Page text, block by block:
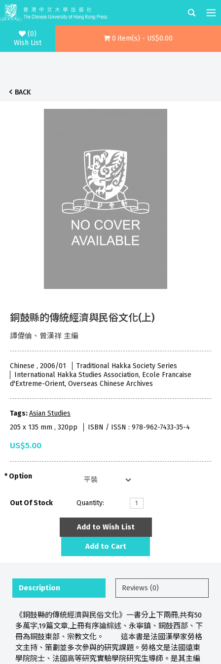
(0)
Wish List
0 item(s) - US$0.00
BACK
銅鼓縣的傳統經濟與民俗文化(上)
譚偉倫、曾漢祥 主編
Chinese , 2006/01
Traditional Hakka Society Series
International Hakka Studies Association, Ecole Francaise
d'Extreme-Orient, Overseas Chinese Archives
Tags:Asian Studies
205 x 135 mm , 320pp
ISBN / ISSN : 978-962-7433-35-4
US$5.00
Option
Out Of Stock Quantity:
Add to Wish List
Add to Cart
Description Reviews (0)
《銅鼓縣的傳統經濟與民俗文化》一書分上下兩冊,共有50
多萬字,19篇文章,上冊有序論綜述、永寧鎮、銅鼓西部、下
冊為銅鼓東部、宗教文化。 這本書是法國漢學家勞格
文主持、策劃並多次參與的研究課題。勞格文是法國遠東
學院院士、法國高等研究實驗學院研究生導師。是其主編